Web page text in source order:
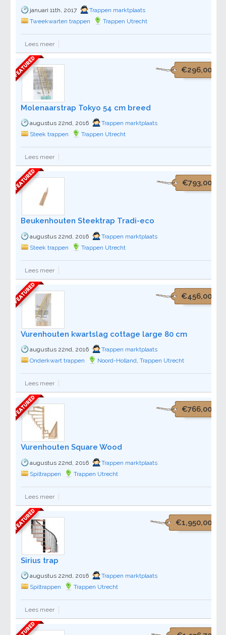
januari 11th, 2017
Trappen marktplaats
Tweekwarten trappen
Trappen Utrecht
Lees meer
€296,00
Molenaarstrap Tokyo 54 cm breed
augustus 22nd, 2016
Trappen marktplaats
Steek trappen
Trappen Utrecht
Lees meer
€793,00
Beukenhouten Steektrap Tradi-eco
augustus 22nd, 2016
Trappen marktplaats
Steek trappen
Trappen Utrecht
Lees meer
€456,00
Vurenhouten kwartslag cottage large 80 cm
augustus 22nd, 2016
Trappen marktplaats
Onderkwart trappen
Noord-Holland,Trappen Utrecht
Lees meer
€766,00
Vurenhouten Square Wood
augustus 22nd, 2016
Trappen marktplaats
Spiltrappen
Trappen Utrecht
Lees meer
€1,950,00
Sirius trap
augustus 22nd, 2016
Trappen marktplaats
Spiltrappen
Trappen Utrecht
Lees meer